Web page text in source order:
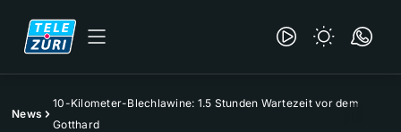
News
10-Kilometer-Blechlawine: 1.5 Stunden Wartezeit vor dem
Gotthard